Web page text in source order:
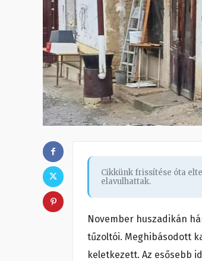
Cikkünk frissítése óta
elavulhattak.
November huszadikán
tűzoltói. Meghibásodott
keletkezett. Az esősebb